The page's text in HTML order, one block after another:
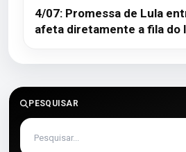
4/07: Promessa de Lula
afeta diretamente a fila do
PESQUISAR